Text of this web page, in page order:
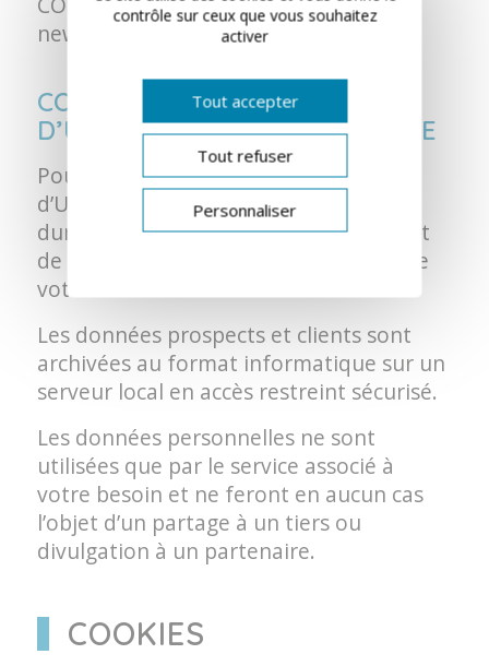
newsletters, invitations événements…
CONSERVATION ET DURÉE
D’UTILISATION ADMINISTRATIVE
Pour information, notre Durée
d’Utilisation Administrative (DUA) ou
durée de conservation des données est
de 10 ans maximum après la clôture de
votre dossier.
Les données prospects et clients sont
archivées au format informatique sur un
serveur local en accès restreint sécurisé.
Les données personnelles ne sont
utilisées que par le service associé à
votre besoin et ne feront en aucun cas
l’objet d’un partage à un tiers ou
divulgation à un partenaire.
COOKIES
contrôle sur ceux que vous souhaitez
activer
Tout accepter
Tout refuser
Personnaliser